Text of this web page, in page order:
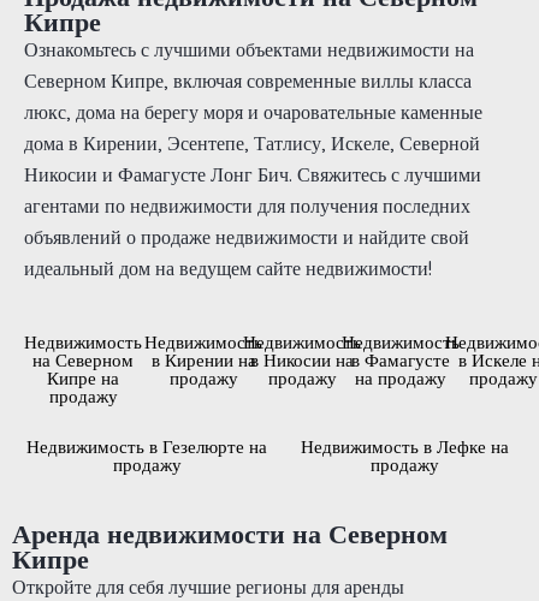
Кипре
Ознакомьтесь с лучшими объектами недвижимости на
Северном Кипре, включая современные виллы класса
люкс, дома на берегу моря и очаровательные каменные
дома в Кирении, Эсентепе, Татлису, Искеле, Северной
Никосии и Фамагусте Лонг Бич. Свяжитесь с лучшими
агентами по недвижимости для получения последних
объявлений о продаже недвижимости и найдите свой
идеальный дом на ведущем сайте недвижимости!
Недвижимость
на Северном
Кипре на
продажу
Недвижимость
в Кирении на
продажу
Недвижимость
в Никосии на
продажу
Недвижимость
в Фамагусте
на продажу
в Искеле
продажу
Недвижимость в Гезелюрте на
продажу
Недвижимость в Лефке на
продажу
Аренда недвижимости на Северном
Кипре
Откройте для себя лучшие регионы для аренды